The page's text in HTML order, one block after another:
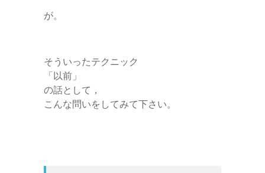
が。
そういったテクニック
「以前」
の話として，
こんな問いをしてみて下さい。